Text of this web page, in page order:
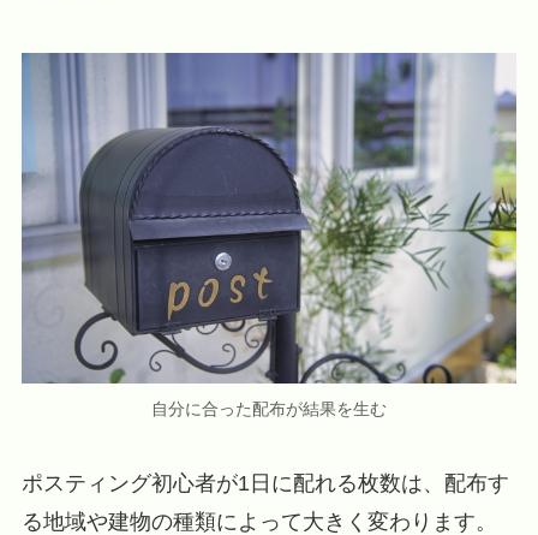
自分に合った配布が結果を生む
ポスティング初心者が1日に配れる枚数は、配布す
る地域や建物の種類によって大きく変わります。